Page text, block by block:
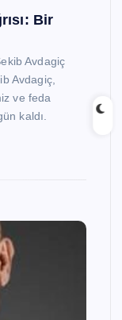
Bir
Avdagiç
Avdagiç,
ve feda
kaldı.